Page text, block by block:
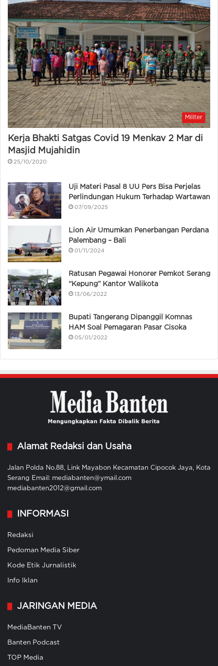
Militer
Kerja Bhakti Satgas Covid 19 Menkav 2 Mar di
Masjid Mujahidin
25/10/2020
Uji Materi Pasal 8 UU Pers Bisa Perjelas
Perlindungan Hukum Terhadap Wartawan
07/09/2025
Lion Air Umumkan Penerbangan Perdana
Palembang – Bali
01/11/2024
Ratusan Pegawai Honorer Pemkot Serang
“Kepung” Kantor Walikota
13/06/2022
Bupati Tangerang Dipanggil Komnas
HAM Soal Pemagaran Pasar Cisoka
05/01/2022
Alamat Redaksi dan Usaha
Jalan Polda No.88, Link Mayabon Kecamatan Cipocok Jaya, Kota
Serang Email: mediabanten@ymail.com
mediabanten2012@gmail.com
INFORMASI
Redaksi
Pedoman Media Siber
Kode Etik Jurnalistik
Info Iklan
JARINGAN MEDIA
MediaBanten TV
Banten Podcast
TOP Media